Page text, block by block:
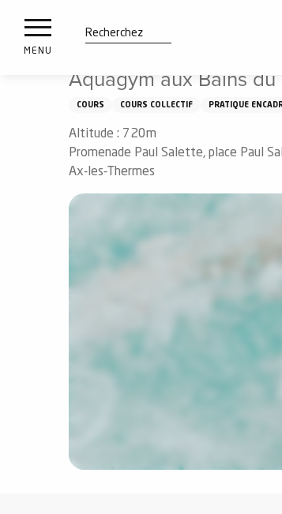
contenu
MENU
Aquagym aux Bains
COURS COURS COLLECTIF PRATIQUE
Altitude : 720m
Promenade Paul Salette, place Paul
Ax-les-Thermes